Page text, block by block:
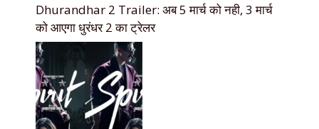
Dhurandhar 2 Trailer: अब 5 मार्च को नही, 3 मार्च
को आएगा धुरंधर 2 का ट्रेलर